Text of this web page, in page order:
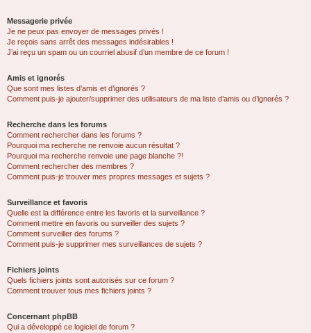
Messagerie privée
Je ne peux pas envoyer de messages privés !
Je reçois sans arrêt des messages indésirables !
J’ai reçu un spam ou un courriel abusif d’un membre de ce forum !
Amis et ignorés
Que sont mes listes d’amis et d’ignorés ?
Comment puis-je ajouter/supprimer des utilisateurs de ma liste d’amis ou d’ignorés ?
Recherche dans les forums
Comment rechercher dans les forums ?
Pourquoi ma recherche ne renvoie aucun résultat ?
Pourquoi ma recherche renvoie une page blanche ?!
Comment rechercher des membres ?
Comment puis-je trouver mes propres messages et sujets ?
Surveillance et favoris
Quelle est la différence entre les favoris et la surveillance ?
Comment mettre en favoris ou surveiller des sujets ?
Comment surveiller des forums ?
Comment puis-je supprimer mes surveillances de sujets ?
Fichiers joints
Quels fichiers joints sont autorisés sur ce forum ?
Comment trouver tous mes fichiers joints ?
Concernant phpBB
Qui a développé ce logiciel de forum ?